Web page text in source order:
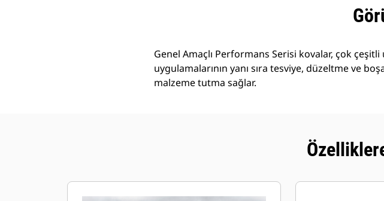
Genel Amaçlı Performans Serisi kovalar, çok
uygulamalarının yanı sıra tesviye, düzeltme ve
malzeme tutma sağlar.